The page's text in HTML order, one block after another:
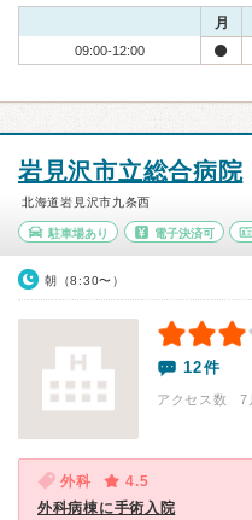
月
09:00-12:00
岩見沢市立総合病院
北海道岩見沢市九条西
駐車場あり 電子決済可
朝（8:30〜）
12件
アクセス数 7
外科
4.5
外科病棟に手術入院